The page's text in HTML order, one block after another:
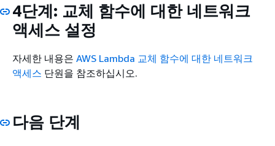
4단계: 교체 함수에 대한 네트워크
액세스 설정
자세한 내용은 AWS Lambda 교체 함수에 대한 네트워크
액세스 단원을 참조하십시오.
다음 단계